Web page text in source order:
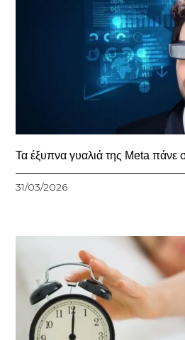
Τα έξυπνα γυαλιά της Meta πάνε
31/03/2026